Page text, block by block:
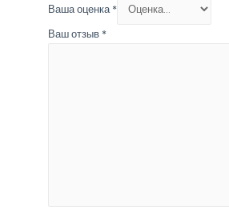
Ваша оценка*
Ваш отзыв *